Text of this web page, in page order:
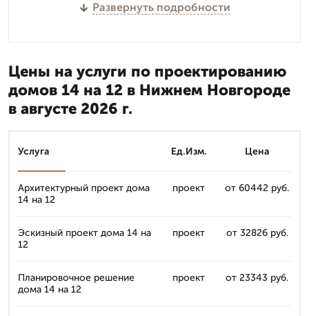
Развернуть подробности
Цены на услуги по проектированию
домов 14 на 12 в Нижнем Новгороде
в августе 2026 г.
Услуга Ед.Изм. Цена
Архитектурный проект дома
14 на 12
проект от 60442 руб.
Эскизный проект дома 14 на
12
проект от 32826 руб.
Планировочное решение
дома 14 на 12
проект от 23343 руб.